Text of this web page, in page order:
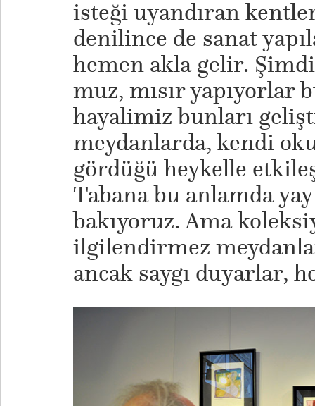
isteği uyandıran
denilince de sanat
hemen akla gelir.
muz, mısır
hayalimiz bunları
meydanlarda, kendi
gördüğü heykelle
Tabana bu anlamda
bakıyoruz. Ama
ilgilendirmez
ancak saygı duyarlar,